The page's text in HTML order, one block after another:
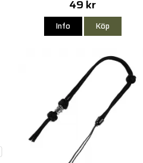
49 kr
Info Köp